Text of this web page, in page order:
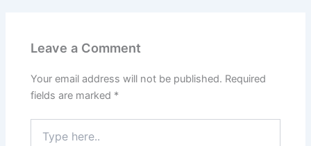
Leave a Comment
Your email address will not be published. Required
fields are marked *
here..